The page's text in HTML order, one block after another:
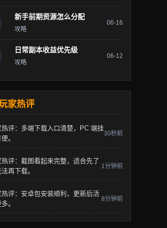
新手前期资源怎么分配
攻略
06-16
日常副本收益优先级
攻略
06-12
家热评
热评：多端下载入口清楚，PC 端挂
。
30秒前
热评：截图看起来完整，适合先了
再下载。
1分钟前
热评：安卓包安装顺利，更新后活
。
8分钟前